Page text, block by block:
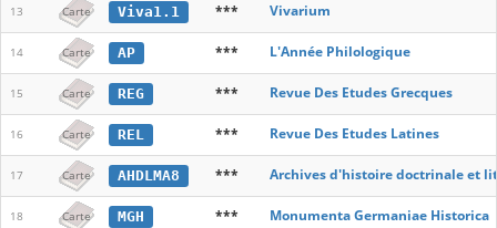
13 Carte Viva1.1 *** Vivarium
14 Carte AP *** L'Année Philologique
15 Carte REG *** Revue Des Etudes Grecques
16 Carte REL *** Revue Des Etudes Latines
17 Carte AHDLMA8 *** Archives d'histoire doctrinale et
18 Carte MGH *** Monumenta Germaniae Historica